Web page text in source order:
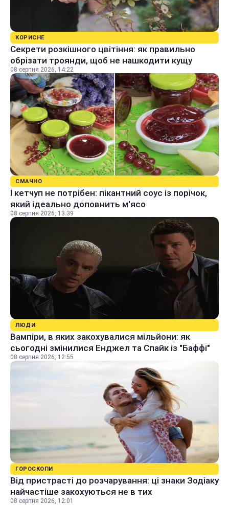
КОРИСНЕ
Секрети розкішного цвітіння: як правильно
обрізати троянди, щоб не нашкодити кущу
08 серпня 2026, 14:22
СМАЧНО
І кетчуп не потрібен: пікантний соус із порічок,
який ідеально доповнить м'ясо
08 серпня 2026, 13:39
ЛЮДИ
Вампіри, в яких закохувалися мільйони: як
сьогодні змінилися Енджел та Спайк із "Баффі"
08 серпня 2026, 12:55
ГОРОСКОПИ
Від пристрасті до розчарування: ці знаки Зодіаку
найчастіше закохуються не в тих
08 серпня 2026, 12:01